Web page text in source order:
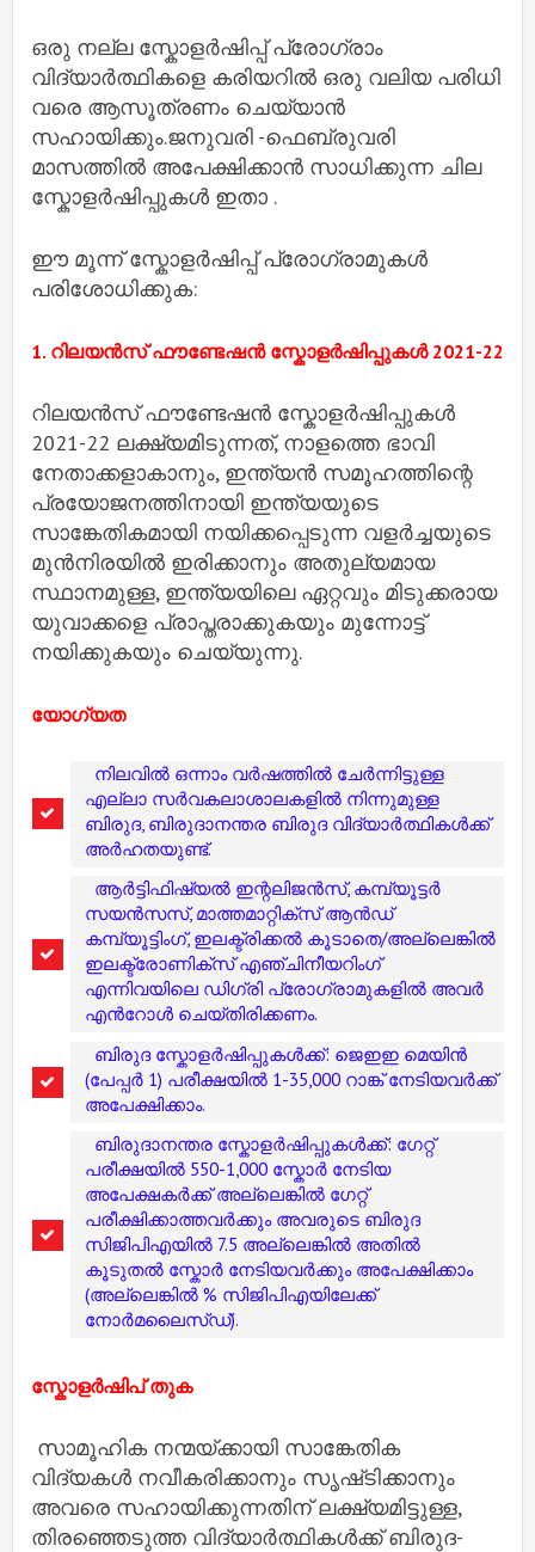
ഒരു നല്ല സ്കോളർഷിപ്പ് പ്രോഗ്രാം
വിദ്യാർത്ഥികളെ കരിയറിൽ ഒരു വലിയ പരിധി
വരെ ആസൂത്രണം ചെയ്യാൻ
സഹായിക്കും.ജനുവരി -ഫെബ്രുവരി
മാസത്തിൽ അപേക്ഷിക്കാൻ സാധിക്കുന്ന ചില
സ്കോളർഷിപ്പുകൾ ഇതാ .
ഈ മൂന്ന് സ്കോളർഷിപ്പ് പ്രോഗ്രാമുകൾ
പരിശോധിക്കുക:
1. റിലയൻസ് ഫൗണ്ടേഷൻ സ്കോളർഷിപ്പുകൾ 2021-22
റിലയൻസ് ഫൗണ്ടേഷൻ സ്കോളർഷിപ്പുകൾ
2021-22 ലക്ഷ്യമിടുന്നത്, നാളത്തെ ഭാവി
നേതാക്കളാകാനും, ഇന്ത്യൻ സമൂഹത്തിന്റെ
പ്രയോജനത്തിനായി ഇന്ത്യയുടെ
സാങ്കേതികമായി നയിക്കപ്പെടുന്ന വളർച്ചയുടെ
മുൻനിരയിൽ ഇരിക്കാനും അതുല്യമായ
സ്ഥാനമുള്ള, ഇന്ത്യയിലെ ഏറ്റവും മിടുക്കരായ
യുവാക്കളെ പ്രാപ്തരാക്കുകയും മുന്നോട്ട്
നയിക്കുകയും ചെയ്യുന്നു.
യോഗ്യത
നിലവിൽ ഒന്നാം വർഷത്തിൽ ചേർന്നിട്ടുള്ള
എല്ലാ സർവകലാശാലകളിൽ നിന്നുമുള്ള
ബിരുദ, ബിരുദാനന്തര ബിരുദ വിദ്യാർത്ഥികൾക്ക്
അർഹതയുണ്ട്.
ആർട്ടിഫിഷ്യൽ ഇന്റലിജൻസ്, കമ്പ്യൂട്ടർ
സയൻസസ്, മാത്തമാറ്റിക്സ് ആൻഡ്
കമ്പ്യൂട്ടിംഗ്, ഇലക്ട്രിക്കൽ കൂടാതെ/അല്ലെങ്കിൽ
ഇലക്ട്രോണിക്സ് എഞ്ചിനീയറിംഗ്
എന്നിവയിലെ ഡിഗ്രി പ്രോഗ്രാമുകളിൽ അവർ
എൻറോൾ ചെയ്തിരിക്കണം.
ബിരുദ സ്കോളർഷിപ്പുകൾക്ക്: ജെഇഇ മെയിൻ
(പേപ്പർ 1) പരീക്ഷയിൽ 1-35,000 റാങ്ക് നേടിയവർക്ക്
അപേക്ഷിക്കാം.
ബിരുദാനന്തര സ്കോളർഷിപ്പുകൾക്ക്: ഗേറ്റ്
പരീക്ഷയിൽ 550-1,000 സ്കോർ നേടിയ
അപേക്ഷകർക്ക് അല്ലെങ്കിൽ ഗേറ്റ്
പരീക്ഷിക്കാത്തവർക്കും അവരുടെ ബിരുദ
സിജിപിഎയിൽ 7.5 അല്ലെങ്കിൽ അതിൽ
കൂടുതൽ സ്കോർ നേടിയവർക്കും അപേക്ഷിക്കാം
(അല്ലെങ്കിൽ % സിജിപിഎയിലേക്ക്
നോർമലൈസ്ഡ്).
സ്കോളർഷിപ് തുക
സാമൂഹിക നന്മയ്‌ക്കായി സാങ്കേതിക
വിദ്യകൾ നവീകരിക്കാനും സൃഷ്‌ടിക്കാനും
അവരെ സഹായിക്കുന്നതിന് ലക്ഷ്യമിട്ടുള്ള,
തിരഞ്ഞെടുത്ത വിദ്യാർത്ഥികൾക്ക് ബിരുദ-